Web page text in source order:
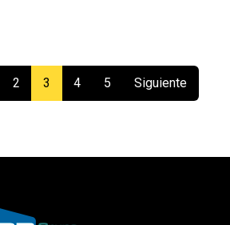
2 3 (current)
4 5 Siguiente